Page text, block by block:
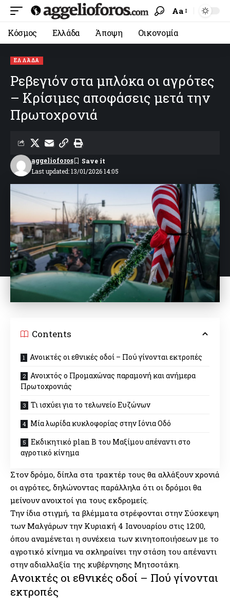
Aa
Κόσμος Ελλάδα Άποψη Οικονομία
ΕΛΛΆΔΑ
Ρεβεγιόν στα μπλόκα οι αγρότες
– Κρίσιμες αποφάσεις μετά την
Πρωτοχρονιά
Last updated: 13/01/2026 14:05
aggelioforos
Contents
Ανοικτές οι εθνικές οδοί – Πού γίνονται εκτροπές
Ανοιχτός ο Προμαχώνας παραμονή και ανήμερα
Πρωτοχρονιάς
Τι ισχύει για το τελωνείο Ευζώνων
Μία λωρίδα κυκλοφορίας στην Ιόνια Οδό
Εκδικητικό plan B του Μαξίμου απέναντι στο
αγροτικό κίνημα
Στον δρόμο, δίπλα στα τρακτέρ τους θα αλλάξουν χρονιά
οι αγρότες, δηλώνοντας παράλληλα ότι οι δρόμοι θα
μείνουν ανοιχτοί για τους εκδρομείς.
Την ίδια στιγμή, τα βλέμματα στρέφονται στην Σύσκεψη
των Μαλγάρων την Κυριακή 4 Ιανουαρίου στις 12:00,
όπου αναμένεται η συνέχεια των κινητοποιήσεων με το
αγροτικό κίνημα να σκληραίνει την στάση του απέναντι
στην αδιαλλαξία της κυβέρνησης Μητσοτάκη.
Ανοικτές οι εθνικές οδοί – Πού γίνονται
εκτροπές